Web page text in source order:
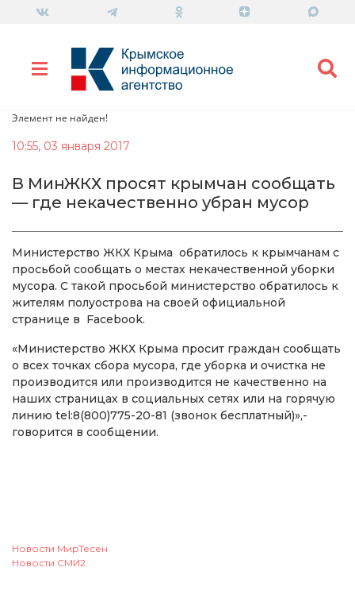
Элемент не найден!
10:55, 03 января 2017
В МинЖКХ просят крымчан сообщать
— где некачественно убран мусор
Министерство ЖКХ Крыма обратилось к крымчанам с
просьбой сообщать о местах некачественной уборки
мусора. С такой просьбой министерство обратилось к
жителям полуострова на своей официальной
странице в Facebook.
«Министерство ЖКХ Крыма просит граждан сообщать
о всех точках сбора мусора, где уборка и очистка не
производится или производится не качественно на
наших страницах в социальных сетях или на горячую
линию tel:8(800)775-20-81 (звонок бесплатный)»,-
говорится в сообщении.
Новости МирТесен
Новости СМИ2